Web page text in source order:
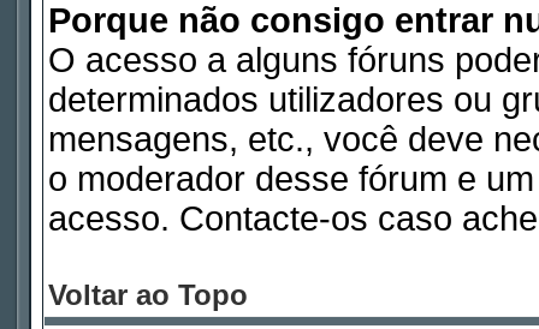
Porque não consigo entrar
O acesso a alguns fóruns
determinados utilizadores ou
mensagens, etc., você deve
o moderador desse fórum e
acesso. Contacte-os caso
Voltar ao Topo